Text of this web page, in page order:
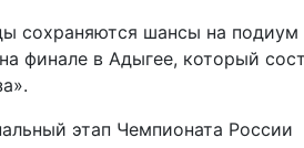
сохраняются шансы на подиум
финале в Адыгее, который
этап Чемпионата России